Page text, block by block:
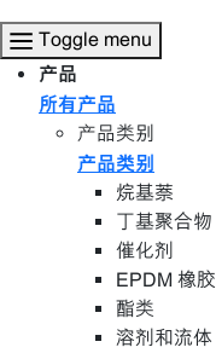
Toggle menu
产品
所有产品
产品类别
产品类别
烷基萘
丁基聚合物
催化剂
EPDM 橡胶
酯类
溶剂和流体